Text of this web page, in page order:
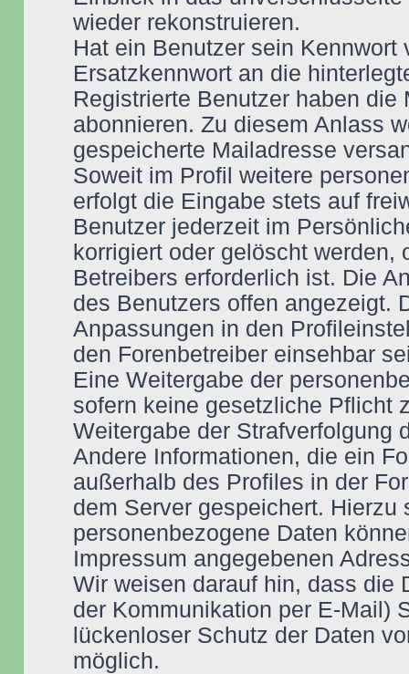
wieder rekonstruieren.
Hat ein Benutzer sein
Ersatzkennwort an die
Registrierte Benutzer haben
abonnieren. Zu diesem Anlass
gespeicherte Mailadresse
Soweit im Profil weitere
erfolgt die Eingabe stets auf
Benutzer jederzeit im
korrigiert oder gelöscht
Betreibers erforderlich ist. Die
des Benutzers offen angezeigt.
Anpassungen in den
den Forenbetreiber einsehbar
Eine Weitergabe der
sofern keine gesetzliche Pflicht
Weitergabe der Strafverfolgung
Andere Informationen, die ein
außerhalb des Profiles in der
dem Server gespeichert.
personenbezogene Daten
Impressum angegebenen
Wir weisen darauf hin, dass die
der Kommunikation per E-Mail)
lückenloser Schutz der Daten
möglich.